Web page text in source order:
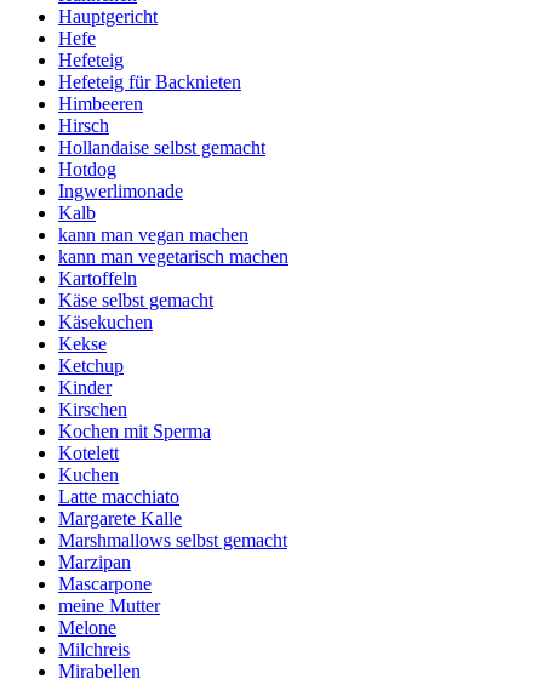
Hauptgericht
Hefe
Hefeteig
Hefeteig für Backnieten
Himbeeren
Hirsch
Hollandaise selbst gemacht
Hotdog
Ingwerlimonade
Kalb
kann man vegan machen
kann man vegetarisch machen
Kartoffeln
Käse selbst gemacht
Käsekuchen
Kekse
Ketchup
Kinder
Kirschen
Kochen mit Sperma
Kotelett
Kuchen
Latte macchiato
Margarete Kalle
Marshmallows selbst gemacht
Marzipan
Mascarpone
meine Mutter
Melone
Milchreis
Mirabellen